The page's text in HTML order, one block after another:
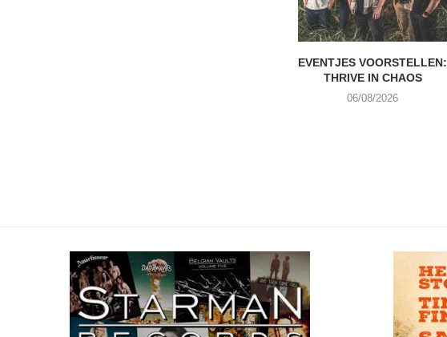
EVENTJES VOORSTELLEN:
THRIVE IN CHAOS
06/08/2026